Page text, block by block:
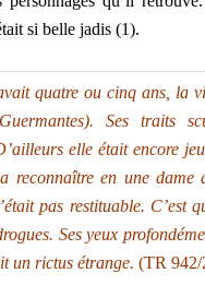
si belle jadis (1).
quatre ou cinq ans, la
Guermantes). Ses traits
elle était encore
reconnaître en une dame
pas restituable. C’est
Ses yeux
un rictus étrange. (TR 942/